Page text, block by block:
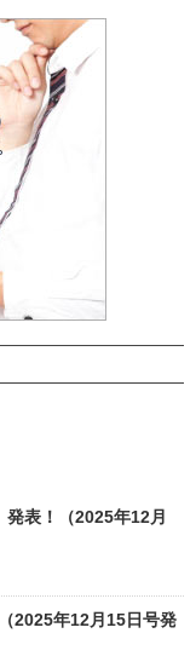
表！（2025年12月
2025年12月15日号発